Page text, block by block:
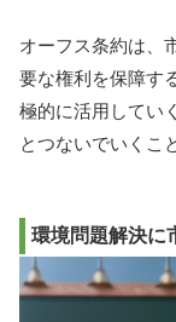
オーフス条約は、
要な権利を保障す
極的に活用してい
とつないでいくこ
環境問題解決に